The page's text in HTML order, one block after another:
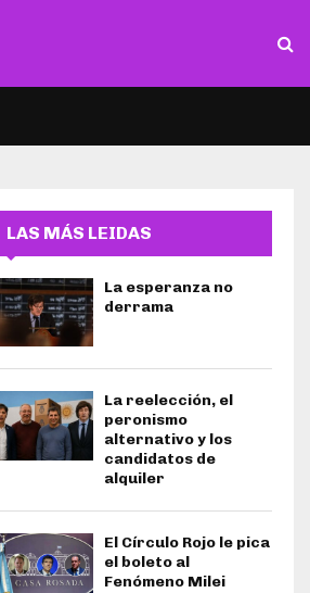
LAS MÁS LEIDAS
La esperanza no
derrama
La reelección, el
peronismo
alternativo y los
candidatos de
alquiler
El Círculo Rojo le pica
el boleto al
Fenómeno Milei